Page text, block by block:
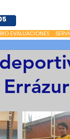
EVALUACIONES